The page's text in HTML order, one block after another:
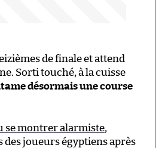
de finale et attend
Sorti touché, à la cuisse
désormais une course
se montrer alarmiste,
des joueurs égyptiens après